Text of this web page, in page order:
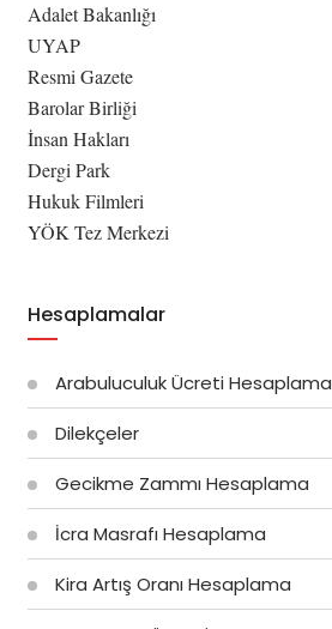
Adalet Bakanlığı
UYAP
Resmi Gazete
Barolar Birliği
İnsan Hakları
Dergi Park
Hukuk Filmleri
YÖK Tez Merkezi
Hesaplamalar
Arabuluculuk Ücreti Hesaplama
Dilekçeler
Gecikme Zammı Hesaplama
İcra Masrafı Hesaplama
Kira Artış Oranı Hesaplama